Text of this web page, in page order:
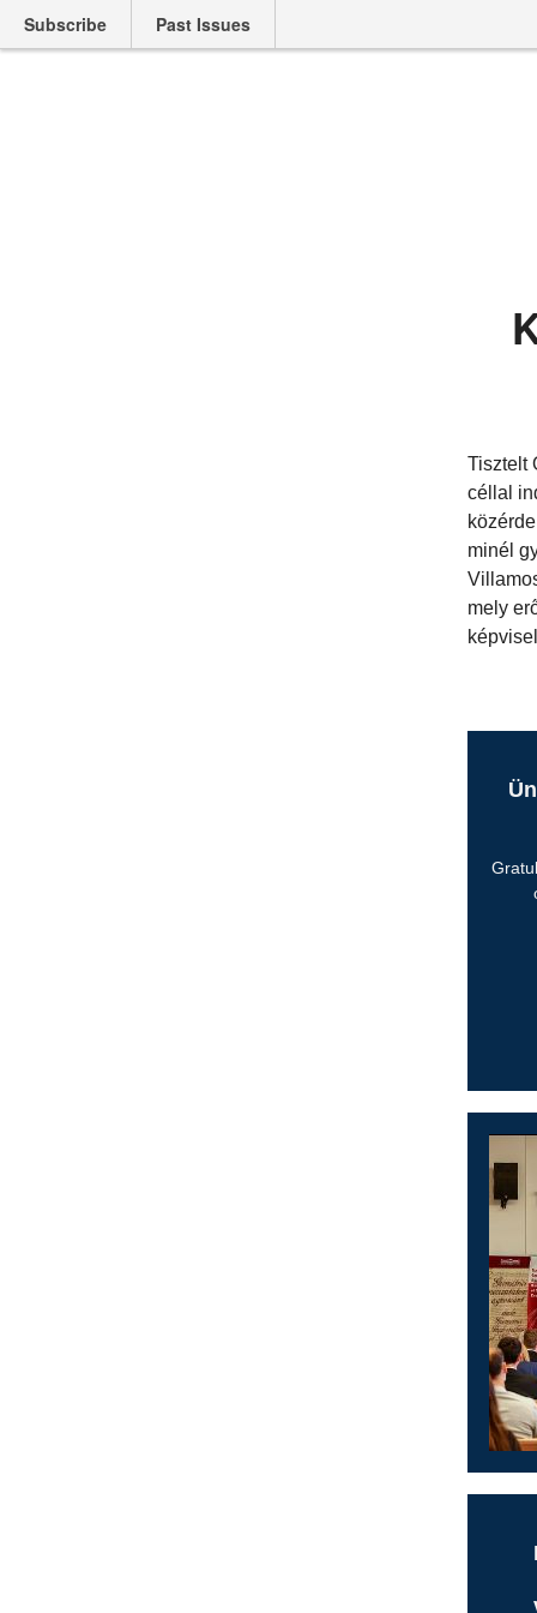
Subscribe Past Issues
Tisztelt
céllal
minél
mely